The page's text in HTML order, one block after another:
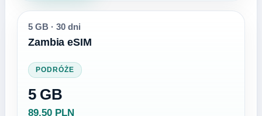
5 GB · 30 dni
Zambia eSIM
PODRÓŻE
5 GB
89.50 PLN